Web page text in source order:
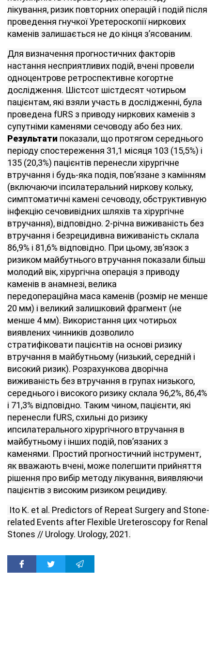
лікування, ризик повторних операцій і подій після
проведення гнучкої Уретероскопії ниркових
каменів залишається не до кінця з’ясованим.
Для визначення прогностичних факторів
настання несприятливих подій, вчені провели
одноцентрове ретроспективне когортне
дослідження. Шістсот шістдесят чотирьом
пацієнтам, які взяли участь в дослідженні, була
проведена fURS з приводу ниркових каменів з
супутніми каменями сечоводу або без них.
Результати показали, що протягом середнього
періоду спостереження 31,1 місяця 103 (15,5%) і
135 (20,3%) пацієнтів перенесли хірургічне
втручання і будь-яка подія, пов’язане з камінням
(включаючи іпсилатеральний ниркову кольку,
симптоматичні камені сечоводу, обструктивную
інфекцію сечовивідних шляхів та хірургічне
втручання), відповідно. 2-річна виживаність без
втручання і безрецидивна виживаність склала
86,9% і 81,6% відповідно. При цьому, зв’язок з
ризиком майбутнього втручання показали більш
молодий вік, хірургічна операція з приводу
каменів в анамнезі, велика
передопераційна маса каменів (розмір не менше
20 мм) і великий залишковий фрагмент (не
менше 4 мм). Використання цих чотирьох
виявлених чинників дозволило
стратифіковати пацієнтів на основі ризику
втручання в майбутньому (низький, середній і
високий ризик). Розрахункова дворічна
виживаність без втручання в групах низького,
середнього і високого ризику склала 96,2%, 86,4%
і 71,3% відповідно. Таким чином, пацієнти, які
перенесли fURS, схильні до ризику
ипсилатерального хірургічного втручання в
майбутньому і інших подій, пов’язаних з
каменями. Простий прогностичний інструмент,
як вважають вчені, може полегшити прийняття
рішення про вибір методу лікування, виявляючи
пацієнтів з високим ризиком рецидиву.
Ito K. et al. Predictors of Repeat Surgery and Stone-
related Events after Flexible Ureteroscopy for Renal
Stones // Urology. Urology, 2021.